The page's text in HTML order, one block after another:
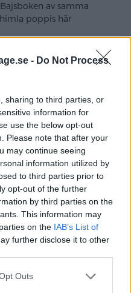
- Do Not Process
sharing to third parties, or
information for
use the below opt-out
Please note that after your
may continue seeing
information utilized by
to third parties prior to
opt-out of the further
by third parties on the
This information may
on the IAB’s List of
further disclose it to other
Outs
av samma
poppis här
barnböcker idag,
är det lätt hänt att
mängden av ”gamla
idag väljer tydligen
favoriter för våra barn.
övrigt mycket att säga
pluggade
jag verkligen detta
med ”dubbelt tilltal”,